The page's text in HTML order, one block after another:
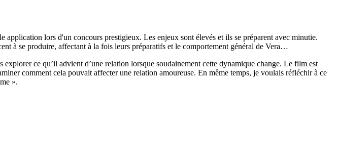
lors d'un concours prestigieux. Les enjeux sont élevés et ils se préparent avec minutie.
à se produire, affectant à la fois leurs préparatifs et le comportement général de Vera…
ce qu’il advient d’une relation lorsque soudainement cette dynamique change. Le film est
comment cela pouvait affecter une relation amoureuse. En même temps, je voulais réfléchir à ce
».